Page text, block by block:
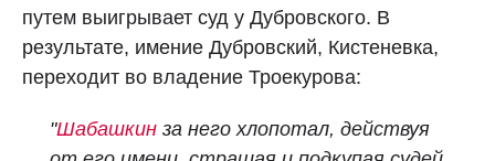
путем выигрывает суд у Дубровского. В
результате, имение Дубровский, Кистеневка,
переходит во владение Троекурова:
"Шабашкин за него хлопотал, действуя